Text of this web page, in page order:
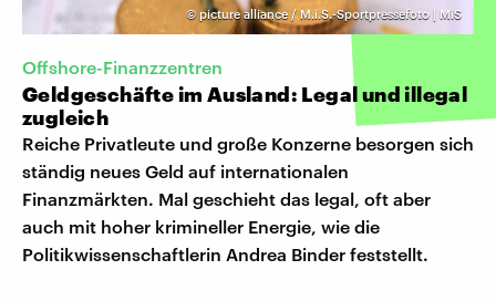
© picture alliance / M.i.S.-Sportpressefoto | MiS
Offshore-Finanzzentren
Geldgeschäfte im Ausland: Legal und illegal
zugleich
Reiche Privatleute und große Konzerne besorgen sich
ständig neues Geld auf internationalen
Finanzmärkten. Mal geschieht das legal, oft aber
auch mit hoher krimineller Energie, wie die
Politikwissenschaftlerin Andrea Binder feststellt.